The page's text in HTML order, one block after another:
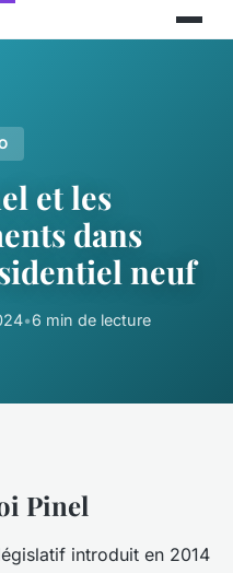
et les
dans
neuf
•6 min de lecture
Pinel
introduit en 2014